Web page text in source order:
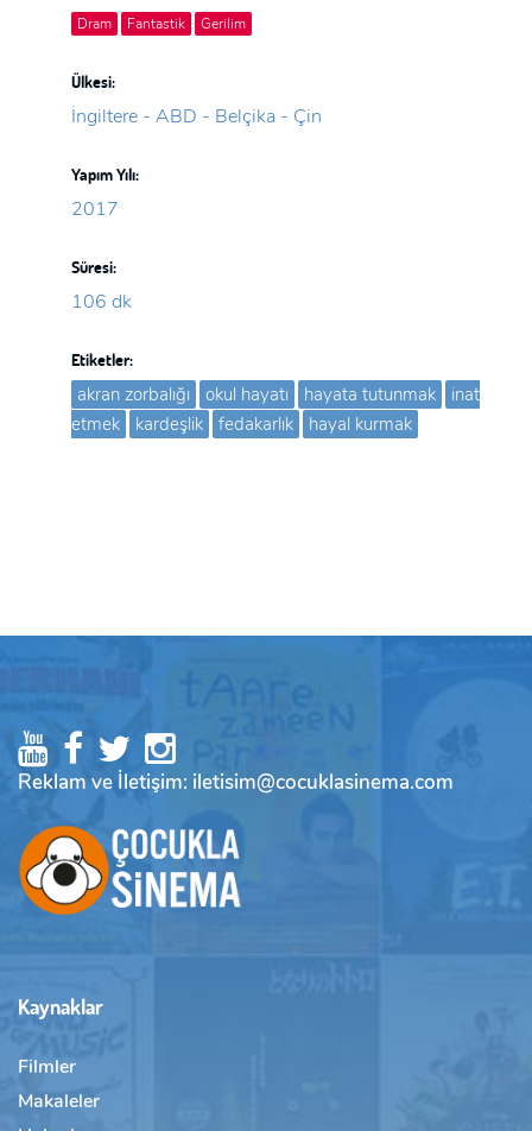
Dram Fantastik Gerilim
Ülkesi:
İngiltere - ABD - Belçika - Çin
Yapım Yılı:
2017
Süresi:
106 dk
Etiketler:
akran zorbalığı okul hayatı hayata tutunmak
inat
etmek
kardeşlik fedakarlık hayal kurmak
Reklam ve İletişim: iletisim@cocuklasinema.com
Kaynaklar
Filmler
Makaleler